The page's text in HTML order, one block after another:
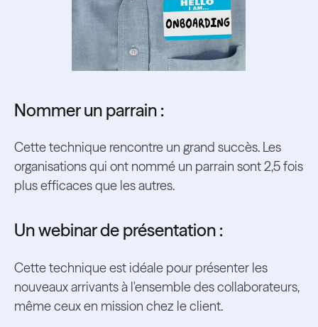
Nommer un parrain :
Cette technique rencontre un grand succès. Les
organisations qui ont nommé un parrain sont 2,5 fois
plus efficaces que les autres.
Un webinar de présentation :
Cette technique est idéale pour présenter les
nouveaux arrivants à l'ensemble des collaborateurs,
même ceux en mission chez le client.